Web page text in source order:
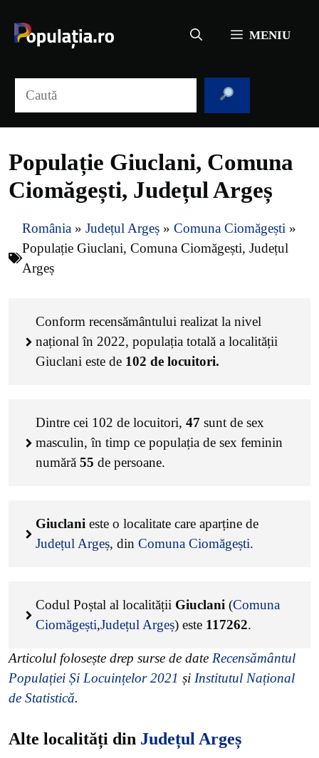
conținut
MENIU
Populație Giuclani, Comuna
Ciomăgești, Județul Argeș
România » Județul Argeș » Comuna Ciomăgești »
Populație Giuclani, Comuna Ciomăgești, Județul
Argeș
Conform recensământului realizat la nivel
național în 2022, populația totală a localității
Giuclani este de 102 de locuitori.
Dintre cei 102 de locuitori, 47 sunt de sex
masculin, în timp ce populația de sex feminin
numără 55 de persoane.
Giuclani este o localitate care aparține de
Județul Argeș, din Comuna Ciomăgești.
Codul Poștal al localității Giuclani (Comuna
Ciomăgești,Județul Argeș) este 117262.
Articolul folosește drep surse de date Recensământul
Populației Și Locuințelor 2021 și Institutul Național
de Statistică.
Alte localități din Județul Argeș